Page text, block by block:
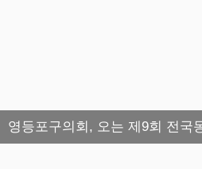
영등포구의회, 오는 제9회 전